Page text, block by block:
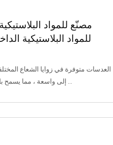
مصنّع للمواد
للمواد البلاستيكية
الأضواء
العدسات متوفرة في زوايا الشعاع